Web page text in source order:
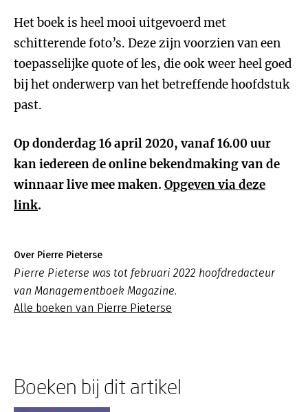
Het boek is heel mooi uitgevoerd met
schitterende foto’s. Deze zijn voorzien van een
toepasselijke quote of les, die ook weer heel goed
bij het onderwerp van het betreffende hoofdstuk
past.
Op donderdag 16 april 2020, vanaf 16.00 uur
kan iedereen de online bekendmaking van de
winnaar live mee maken. Opgeven via deze
link.
Over Pierre Pieterse
Pierre Pieterse was tot februari 2022 hoofdredacteur
van Managementboek Magazine.
Alle boeken van Pierre Pieterse
Boeken bij dit artikel